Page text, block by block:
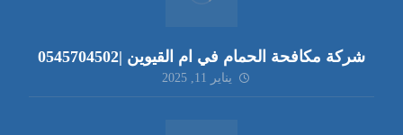
شركة مكافحة الحمام في ام القيوين |0545704502
يناير 11, 2025